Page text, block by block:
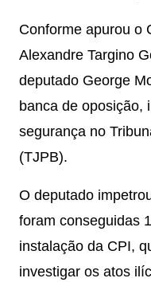
Conforme apurou o
Alexandre Targino
deputado George
banca de oposição,
segurança no
(TJPB).
O deputado
foram conseguidas
instalação da CPI,
investigar os atos